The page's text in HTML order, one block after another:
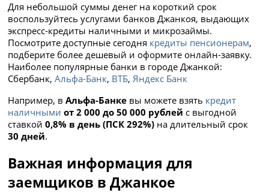
Для небольшой суммы денег на короткий срок
воспользуйтесь услугами банков Джанкоя, выдающих
экспресс-кредиты наличными и микрозаймы.
Посмотрите доступные сегодня кредиты пенсионерам,
подберите более дешевый и оформите онлайн-заявку.
Наиболее популярные банки в городе Джанкой:
Сбербанк,Альфа-Банк, ВТБ,Яндекс Банк
Например, вАльфа-Банке вы можете взять кредит
наличными от 2 000 до 50 000 рублей с выгодной
ставкой0,8% в день (ПСК 292%) на длительный срок
30 дней.
Важная информация для
заемщиков в Джанкое